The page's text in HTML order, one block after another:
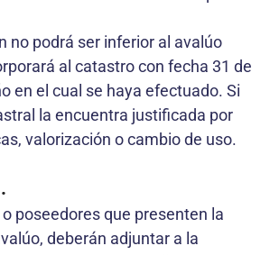
no podrá ser inferior al avalúo
al catastro con fecha 31 de
en el cual se haya efectuado. Si
la encuentra justificada por
valorización o cambio de uso.
poseedores que presenten la
deberán adjuntar a la